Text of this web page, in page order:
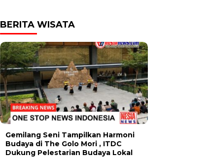
BERITA WISATA
Gemilang Seni Tampilkan Harmoni
Budaya di The Golo Mori , ITDC
Dukung Pelestarian Budaya Lokal